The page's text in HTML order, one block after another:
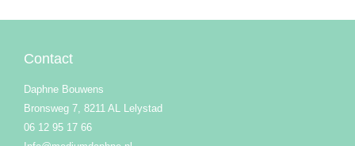
Contact
Daphne Bouwens
Bronsweg 7, 8211 AL Lelystad
06 12 95 17 66